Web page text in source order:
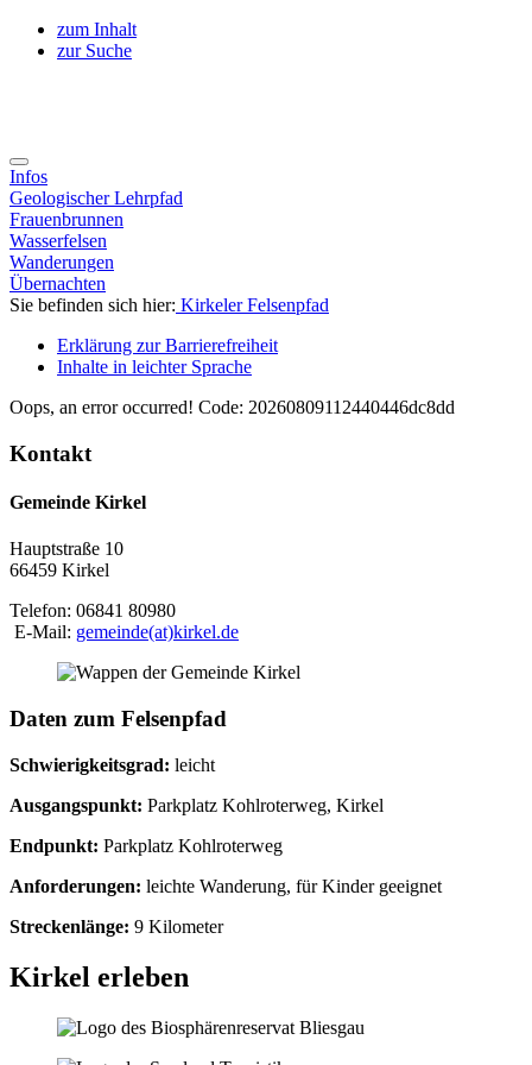
zum Inhalt
zur Suche
Infos
Geologischer Lehrpfad
Frauenbrunnen
Wasserfelsen
Wanderungen
Übernachten
Sie befinden sich hier: Kirkeler Felsenpfad
Erklärung zur Barrierefreiheit
Inhalte in leichter Sprache
Oops, an error occurred! Code: 20260809112440446dc8dd
Kontakt
Gemeinde Kirkel
Hauptstraße 10
66459 Kirkel
Telefon: 06841 80980
E-Mail: gemeinde(at)kirkel.de
Daten zum Felsenpfad
Schwierigkeitsgrad: leicht
Ausgangspunkt: Parkplatz Kohlroterweg, Kirkel
Endpunkt: Parkplatz Kohlroterweg
Anforderungen: leichte Wanderung, für Kinder geeignet
Streckenlänge: 9 Kilometer
Kirkel erleben